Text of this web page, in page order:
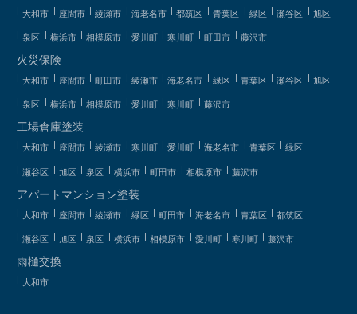
大和市 座間市 綾瀬市 海老名市 都筑区 青葉区 緑区 瀬谷区 旭区
泉区 横浜市 相模原市 愛川町 寒川町 町田市 藤沢市
火災保険
大和市 座間市 町田市 綾瀬市 海老名市 緑区 青葉区 瀬谷区 旭区
泉区 横浜市 相模原市 愛川町 寒川町 藤沢市
工場倉庫塗装
大和市 座間市 綾瀬市 寒川町 愛川町 海老名市 青葉区 緑区
瀬谷区 旭区 泉区 横浜市 町田市 相模原市 藤沢市
アパートマンション塗装
大和市 座間市 綾瀬市 緑区 町田市 海老名市 青葉区 都筑区
瀬谷区 旭区 泉区 横浜市 相模原市 愛川町 寒川町 藤沢市
雨樋交換
大和市